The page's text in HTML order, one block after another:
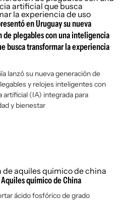
Unidos
en Uruguay su nueva
de plegables con una inteligencia
busca transformar la experiencia
lanzó su nueva generación de
y relojes inteligentes con
artificial (IA) integrada para
y bienestar
químico de China
ácido fosfórico de grado